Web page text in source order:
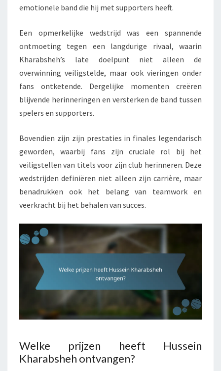
emotionele band die hij met supporters heeft.
Een opmerkelijke wedstrijd was een spannende
ontmoeting tegen een langdurige rivaal, waarin
Kharabsheh’s late doelpunt niet alleen de
overwinning veiligstelde, maar ook vieringen onder
fans ontketende. Dergelijke momenten creëren
blijvende herinneringen en versterken de band tussen
spelers en supporters.
Bovendien zijn zijn prestaties in finales legendarisch
geworden, waarbij fans zijn cruciale rol bij het
veiligstellen van titels voor zijn club herinneren. Deze
wedstrijden definiëren niet alleen zijn carrière, maar
benadrukken ook het belang van teamwork en
veerkracht bij het behalen van succes.
Welke prijzen heeft Hussein
Kharabsheh ontvangen?